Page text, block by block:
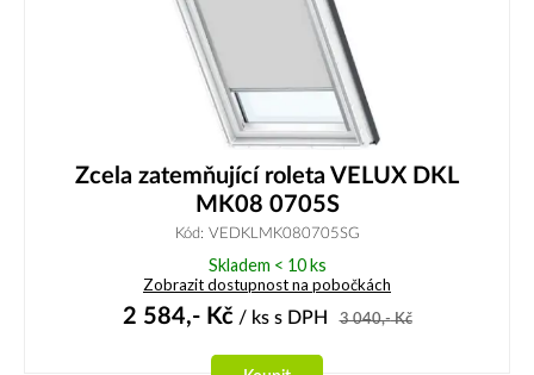
Zcela zatemňující roleta VELUX DKL
MK08 0705S
Kód: VEDKLMK080705SG
Skladem < 10 ks
Zobrazit dostupnost na pobočkách
2 584,-Kč/ ks s DPH 3 040,-Kč